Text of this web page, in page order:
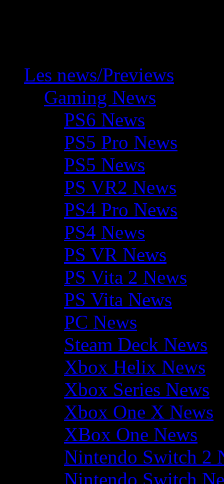
Les news/Previews
Gaming News
PS6 News
PS5 Pro News
PS5 News
PS VR2 News
PS4 Pro News
PS4 News
PS VR News
PS Vita 2 News
PS Vita News
PC News
Steam Deck News
Xbox Helix News
Xbox Series News
Xbox One X News
XBox One News
Nintendo Switch 2
Nintendo Switch